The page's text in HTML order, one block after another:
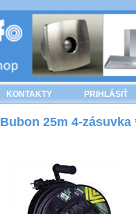
KONTAKTY PRIHLÁSIŤ
Bubon 25m 4-zásuvka